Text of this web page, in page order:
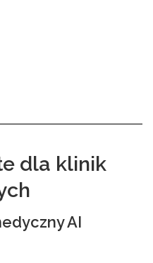
dla klinik
AI